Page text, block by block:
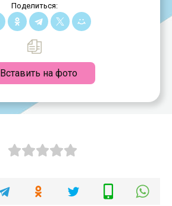
Поделиться:
Вставить на фото